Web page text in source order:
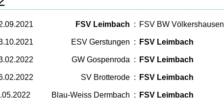
FSV Leimbach : FSV BW Völkershausen
ESV Gerstungen : FSV Leimbach
GW Gospenroda : FSV Leimbach
SV Brotterode : FSV Leimbach
Blau-Weiss Dermbach : FSV Leimbach